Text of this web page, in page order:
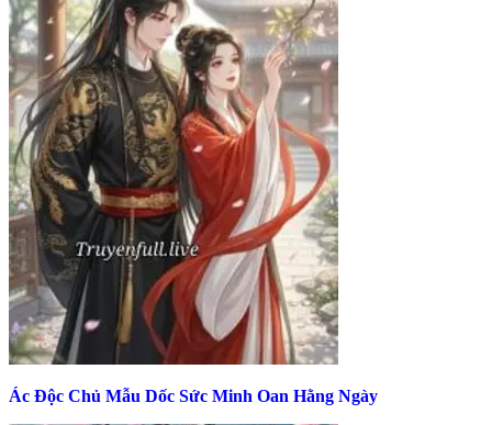
Ác Độc Chủ Mẫu Dốc Sức Minh Oan Hằng Ngày